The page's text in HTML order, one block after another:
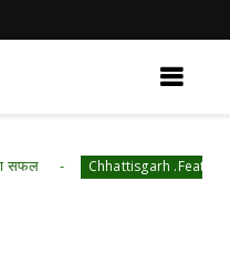
Chhattisgarh .Featured जल